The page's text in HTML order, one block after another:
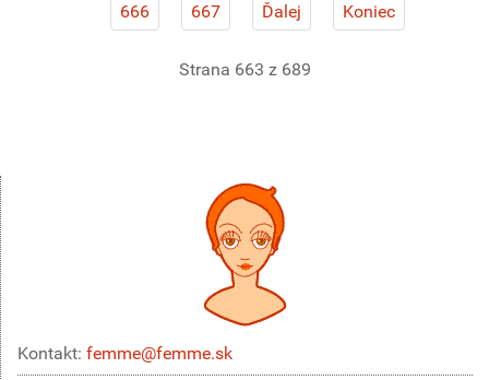
666
667 Ďalej Koniec
Strana 663 z 689
Kontakt: femme@femme.sk